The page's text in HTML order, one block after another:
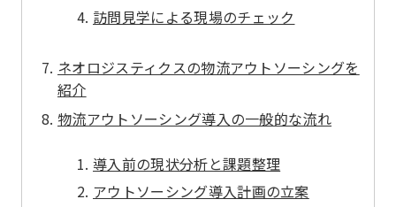
訪問見学による現場のチェック
ネオロジスティクスの物流アウトソーシングを
紹介
物流アウトソーシング導入の一般的な流れ
導入前の現状分析と課題整理
アウトソーシング導入計画の立案